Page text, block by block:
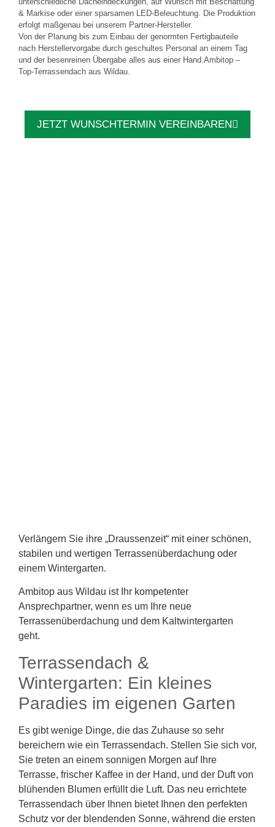
& Markise oder einer sparsamen LED-Beleuchtung. Die Produktion
erfolgt maßgenau bei unserem Partner-Hersteller.
Von der Planung bis zum Einbau der genormten Fertigbauteile
nach Herstellervorgabe durch geschultes Personal an einem Tag
und der besenreinen Übergabe alles aus einer Hand.Ambitop –
Top-Terrassendach aus Wildau.
JETZT WUNSCHTERMIN VEREINBAREN
Verlängern Sie ihre „Draussenzeit“ mit einer schönen,
stabilen und wertigen Terrassenüberdachung oder
einem Wintergarten.
Ambitop aus Wildau ist Ihr kompetenter
Ansprechpartner, wenn es um Ihre neue
Terrassenüberdachung und dem Kaltwintergarten
geht.
Terrassendach &
Wintergarten: Ein kleines
Paradies im eigenen Garten
Es gibt wenige Dinge, die das Zuhause so sehr
bereichern wie ein Terrassendach. Stellen Sie sich vor,
Sie treten an einem sonnigen Morgen auf Ihre
Terrasse, frischer Kaffee in der Hand, und der Duft von
blühenden Blumen erfüllt die Luft. Das neu errichtete
Terrassendach über Ihnen bietet Ihnen den perfekten
Schutz vor der blendenden Sonne, während die ersten